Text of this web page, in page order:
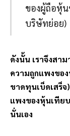
ของผู้ถือหุ้
บริษัทย่อย)
ดังนั้น เราจึงสา
ความถูกแพงขอ
ขาดทุนเบ็ดเสร็จ
แพงของหุ้นเทีย
นั่นเอง